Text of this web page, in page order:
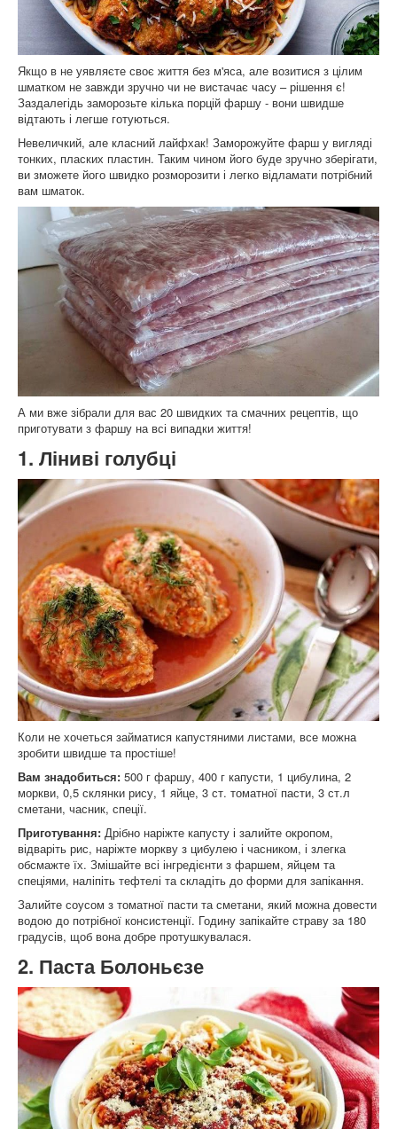
Якщо в не уявляєте своє життя без м'яса, але возитися з цілим
шматком не завжди зручно чи не вистачає часу – рішення є!
Заздалегідь заморозьте кілька порцій фаршу - вони швидше
відтають і легше готуються.
Невеличкий, але класний лайфхак! Заморожуйте фарш у вигляді
тонких, пласких пластин. Таким чином його буде зручно зберігати,
ви зможете його швидко розморозити і легко відламати потрібний
вам шматок.
А ми вже зібрали для вас 20 швидких та смачних рецептів, що
приготувати з фаршу на всі випадки життя!
1. Ліниві голубці
Коли не хочеться займатися капустяними листами, все можна
зробити швидше та простіше!
Вам знадобиться: 500 г фаршу, 400 г капусти, 1 цибулина, 2
моркви, 0,5 склянки рису, 1 яйце, 3 ст. томатної пасти, 3 ст.л
сметани, часник, спеції.
Приготування: Дрібно наріжте капусту і залийте окропом,
відваріть рис, наріжте моркву з цибулею і часником, і злегка
обсмажте їх. Змішайте всі інгредієнти з фаршем, яйцем та
спеціями, наліпіть тефтелі та складіть до форми для запікання.
Залийте соусом з томатної пасти та сметани, який можна довести
водою до потрібної консистенції. Годину запікайте страву за 180
градусів, щоб вона добре протушкувалася.
2. Паста Болоньєзе